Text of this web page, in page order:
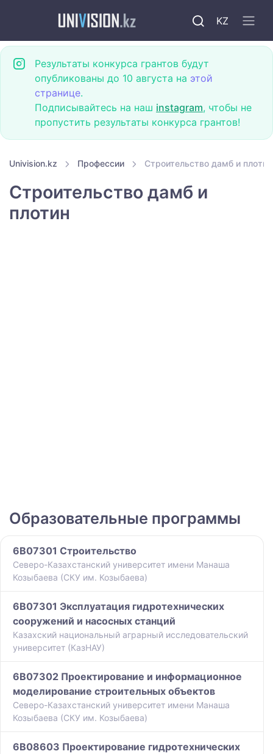
KZ
Результаты конкурса грантов будут
опубликованы до 10 августа на этой
странице.
Подписывайтесь на наш instagram, чтобы не
пропустить результаты конкурса грантов!
Univision.kz Профессии Строительство дамб и плотин
Строительство дамб и
плотин
Образовательные программы
6B07301 Строительство
Северо-Казахстанский университет имени Манаша
Козыбаева (СКУ им. Козыбаева)
6B07301 Эксплуатация гидротехнических
сооружений и насосных станций
Казахский национальный аграрный исследовательский
университет (КазНАУ)
6B07302 Проектирование и информационное
моделирование строительных объектов
Северо-Казахстанский университет имени Манаша
Козыбаева (СКУ им. Козыбаева)
6B08603 Проектирование гидротехнических